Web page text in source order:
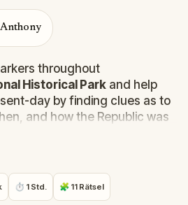
Anthony
throughout
Historical Park and help
day by finding clues as to
and how the Republic was
ends in a different place
⏱ 1 Std. 🧩 11 Rätsel